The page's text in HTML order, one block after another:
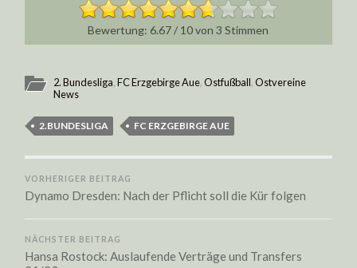
6.67/ 10von3 Stimmen
2. Bundesliga,FC Erzgebirge Aue,Ostfußball,Ostvereine
News
2.BUNDESLIGA FC ERZGEBIRGE AUE
VORHERIGER BEITRAG
Dynamo Dresden: Nach der Pflicht soll die Kür folgen
NÄCHSTER BEITRAG
Hansa Rostock: Auslaufende Verträge und Transfers